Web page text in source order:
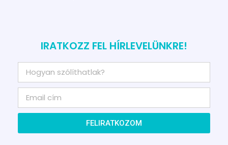
IRATKOZZ FEL HÍRLEVELÜNKRE!
FELIRATKOZOM